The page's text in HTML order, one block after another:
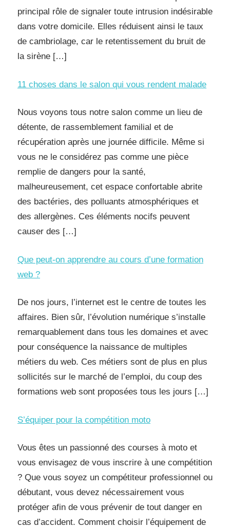
principal rôle de signaler toute intrusion indésirable
dans votre domicile. Elles réduisent ainsi le taux
de cambriolage, car le retentissement du bruit de
la sirène […]
11 choses dans le salon qui vous rendent malade
Nous voyons tous notre salon comme un lieu de
détente, de rassemblement familial et de
récupération après une journée difficile. Même si
vous ne le considérez pas comme une pièce
remplie de dangers pour la santé,
malheureusement, cet espace confortable abrite
des bactéries, des polluants atmosphériques et
des allergènes. Ces éléments nocifs peuvent
causer des […]
Que peut-on apprendre au cours d’une formation
web ?
De nos jours, l’internet est le centre de toutes les
affaires. Bien sûr, l’évolution numérique s’installe
remarquablement dans tous les domaines et avec
pour conséquence la naissance de multiples
métiers du web. Ces métiers sont de plus en plus
sollicités sur le marché de l’emploi, du coup des
formations web sont proposées tous les jours […]
S’équiper pour la compétition moto
Vous êtes un passionné des courses à moto et
vous envisagez de vous inscrire à une compétition
? Que vous soyez un compétiteur professionnel ou
débutant, vous devez nécessairement vous
protéger afin de vous prévenir de tout danger en
cas d’accident. Comment choisir l’équipement de